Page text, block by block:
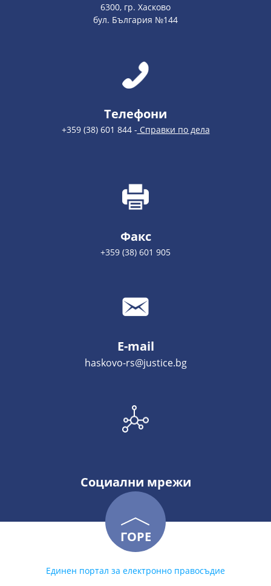
6300, гр. Хасково
бул. България №144
Телефони
+359 (38) 601 844 - Справки по дела
Факс
+359 (38) 601 905
E-mail
haskovo-rs@justice.bg
Социални мрежи
ГОРЕ
Единен портал за електронно правосъдие